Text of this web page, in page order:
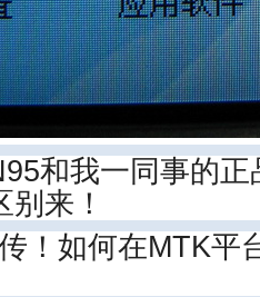
和我一同事的
来！
！如何在MTK平